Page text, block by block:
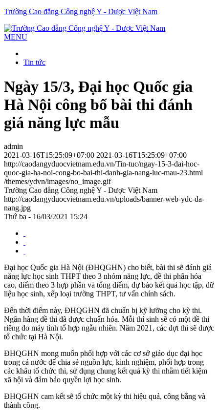
Trường Cao đẳng Công nghệ Y - Dược Việt Nam
MENU
Tin tức
Ngày 15/3, Đại học Quốc gia
Hà Nội công bố bài thi đánh
giá năng lực mẫu
admin
2021-03-16T15:25:09+07:00 2021-03-16T15:25:09+07:00
http://caodangyduocvietnam.edu.vn/Tin-tuc/ngay-15-3-dai-hoc-
quoc-gia-ha-noi-cong-bo-bai-thi-danh-gia-nang-luc-mau-23.html
/themes/ydvn/images/no_image.gif
Trường Cao đẳng Công nghệ Y - Dược Việt Nam
http://caodangyduocvietnam.edu.vn/uploads/banner-web-ydc-da-
nang.jpg
Thứ ba - 16/03/2021 15:24
Đại học Quốc gia Hà Nội (ĐHQGHN) cho biết, bài thi sẽ đánh giá
năng lực học sinh THPT theo 3 nhóm năng lực, đề thi phân hóa
cao, điểm theo 3 hợp phần và tổng điểm, dự báo kết quả học tập, dữ
liệu học sinh, xếp loại trường THPT, tư vấn chính sách.
Đến thời điểm này, ĐHQGHN đã chuẩn bị kỹ lưỡng cho kỳ thi.
Ngân hàng đề thi đã được chuẩn hóa. Mỗi thí sinh sẽ có một đề thi
riêng do máy tính tổ hợp ngẫu nhiên. Năm 2021, các đợt thi sẽ được
tổ chức tại Hà Nội.
ĐHQGHN mong muốn phối hợp với các cơ sở giáo dục đại học
trong cả nước để chia sẻ nguồn lực, kinh nghiệm, phối hợp trong
các khâu tổ chức thi, sử dụng chung kết quả kỳ thi nhằm tiết kiệm
xã hội và đảm bảo quyền lợi học sinh.
ĐHQGHN cam kết sẽ tổ chức một kỳ thi hiệu quả, công bằng và
thành công.